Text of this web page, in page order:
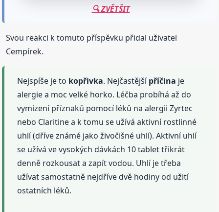
🔍 ZVĚTŠIT
Svou reakci k tomuto příspěvku přidal uživatel
Cempírek.
Nejspíše je to kopřivka. Nejčastějšípříčina je
alergie a moc velké horko. Léčba probíhá až do
vymizení příznaků pomocí léků na alergii Zyrtec
nebo Claritine a k tomu se užívá aktivní rostlinné
uhlí (dříve známé jako živočišné uhlí). Aktivní uhlí
se užívá ve vysokých dávkách 10 tablet třikrát
denně rozkousat a zapít vodou. Uhlí je třeba
užívat samostatně nejdříve dvě hodiny od užití
ostatních léků.